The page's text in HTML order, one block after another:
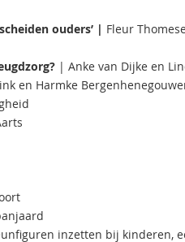
ouders’ | Fleur
| Anke van Dijke en
en Harmke
inzetten bij kinderen,